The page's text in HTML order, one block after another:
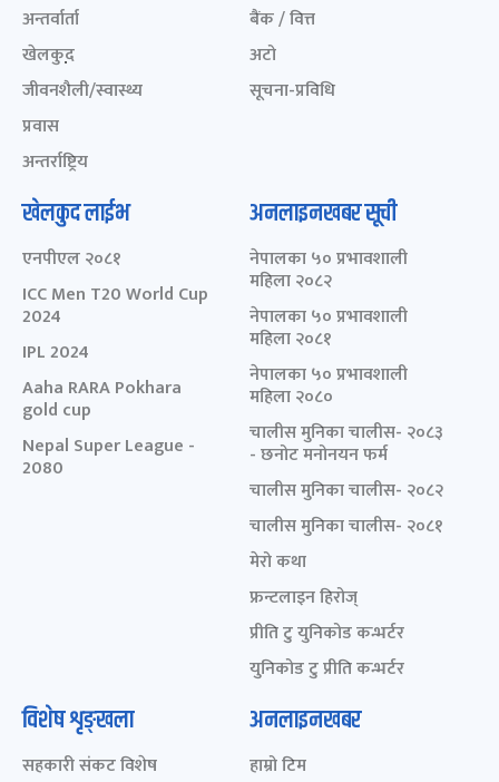
अन्तर्वार्ता
खेलकुद़़
जीवनशैली/स्वास्थ्य
प्रवास
अन्तर्राष्ट्रिय
बैंक / वित्त
अटो
सूचना-प्रविधि
खेलकुद लाईभ
एनपीएल २०८१
ICC Men T20 World Cup
2024
IPL 2024
Aaha RARA Pokhara
gold cup
Nepal Super League -
2080
अनलाइनखबर सूची
नेपालका ५० प्रभावशाली
महिला २०८२
नेपालका ५० प्रभावशाली
महिला २०८१
नेपालका ५० प्रभावशाली
महिला २०८०
चालीस मुनिका चालीस- २०८३
- छनोट मनोनयन फर्म
चालीस मुनिका चालीस- २०८२
चालीस मुनिका चालीस- २०८१
मेरो कथा
फ्रन्टलाइन हिरोज्
प्रीति टु युनिकोड कन्भर्टर
युनिकोड टु प्रीति कन्भर्टर
विशेष शृङ्खला
सहकारी संकट विशेष
अनलाइनखबर
हाम्रो टिम